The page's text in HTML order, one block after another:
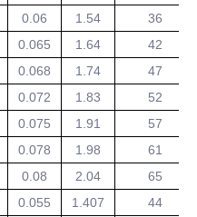
0.06 1.54
36
0.065 1.64
42
0.068 1.74
47
0.072 1.83
52
0.075 1.91
57
0.078 1.98
61
0.08 2.04
65
0.055 1.407
44